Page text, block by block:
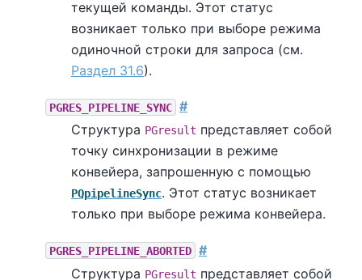
текущей команды. Этот статус
возникает только при выборе режима
одиночной строки для запроса (см.
Раздел 31.6).
PGRES_PIPELINE_SYNC #
Структура PGresult представляет собой
точку синхронизации в режиме
конвейера, запрошенную с помощью
PQpipelineSync. Этот статус возникает
только при выборе режима конвейера.
PGRES_PIPELINE_ABORTED #
Структура PGresult представляет собой